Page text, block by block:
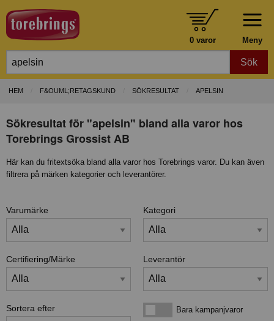
Meny
0 varor
Sök
HEM F&OUML;RETAGSKUND SÖKRESULTAT APELSIN
Sökresultat för "apelsin" bland alla varor hos
Torebrings Grossist AB
Här kan du fritextsöka bland alla varor hos Torebrings varor. Du kan även
filtrera på märken kategorier och leverantörer.
Varumärke Kategori
Certifiering/Märke Leverantör
Sortera efter Bara kampanjvarorBara kampanjvaror